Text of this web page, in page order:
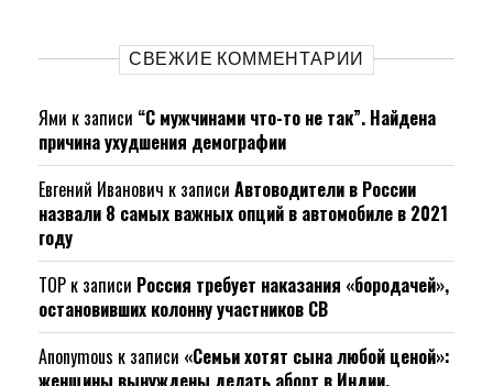
СВЕЖИЕ КОММЕНТАРИИ
Ями к записи “С мужчинами что-то не так”. Найдена
причина ухудшения демографии
Евгений Иванович к записи Автоводители в России
назвали 8 самых важных опций в автомобиле в 2021
году
ТОР к записи Россия требует наказания «бородачей»,
остановивших колонну участников СВ
Anonymous к записи «Семьи хотят сына любой ценой»:
женщины вынуждены делать аборт в Индии.